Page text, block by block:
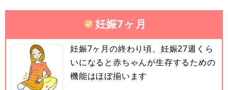
妊娠7ヶ月
妊娠7ヶ月の終わり頃、妊娠27週くら
いになると赤ちゃんが生存するための
機能はほぼ揃います